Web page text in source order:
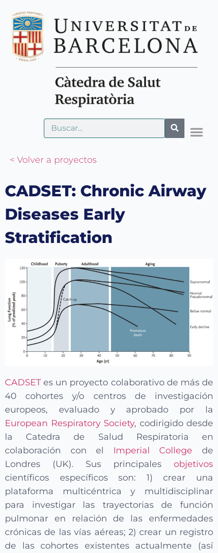
< Volver a proyectos
CADSET: Chronic Airway
Diseases Early
Stratification
CADSETes un proyecto colaborativo de más de
40 cohortes y/o centros de investigación
europeos, evaluado y aprobado por la
European Respiratory Society, codirigido desde
la Catedra de Salud Respiratoria en
colaboración con el Imperial College de
Londres (UK). Sus principales objetivos
científicos específicos son: 1) crear una
plataforma multicéntrica y multidisciplinar
para investigar las trayectorias de función
pulmonar en relación de las enfermedades
crónicas de las vías aéreas; 2) crear un registro
de las cohortes existentes actualmente (así